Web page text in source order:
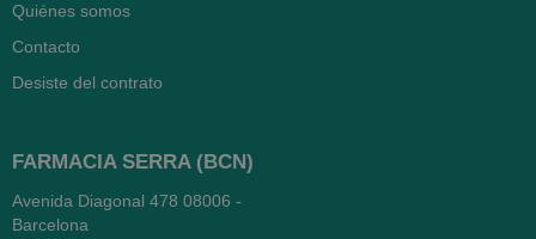
Quiénes somos
Contacto
Desiste del contrato
FARMACIA SERRA (BCN)
Avenida Diagonal 478 08006 -
Barcelona